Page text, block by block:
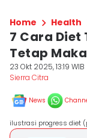
Home Health
7 Cara
Tetap
23 Okt 2025, 13:19 WIB
Sierra Citra
News
ilustrasi progress diet